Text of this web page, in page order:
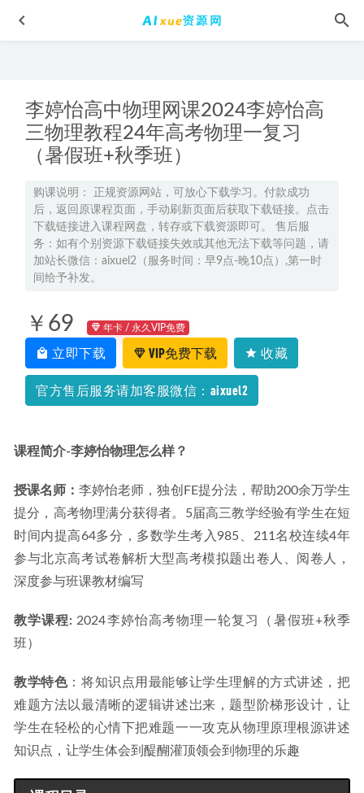
李婷怡高中物理网课2024李婷怡高
三物理教程24年高考物理一复习
（暑假班+秋季班）
购课说明： 正规资源网站，可放心下载学习。付款成功
后，返回原课程页面，手动刷新页面后获取下载链接。点击
下载链接进入课程网盘，转存或下载资源即可。 售后服
务：如有个别资源下载链接失效或其他无法下载等问题，请
加站长微信：aixuel2（服务时间：早9点-晚10点）,第一时
间给予补发。
￥69 年卡 / 永久VIP免费
立即下载 VIP免费下载 收藏
官方售后服务请加客服微信：aixuel2
课程简介-李婷怡物理怎么样？
授课名师：李婷怡老师，独创FE提分法，帮助200余万学生
提分，高考物理满分获得者。5届高三教学经验有学生在短
时间内提高64多分，多数学生考入985、211名校连续4年
参与北京高考试卷解析大型高考模拟题出卷人、阅卷人，
深度参与班课教材编写
教学课程: 2024李婷怡高考物理一轮复习（暑假班+秋季
班）
教学特色：将知识点用最能够让学生理解的方式讲述，把
难题方法以最清晰的逻辑讲述岀来，题型阶梯形设计，让
学生在轻松的心情下把难题一一攻克从物理原理根源讲述
知识点，让学生体会到醍醐灌顶领会到物理的乐趣
2024张亚柔高一语文暑假班课程（秋领航） 2023-07-08
2024张雨桐初二生物A+视频教程+讲义 2024-04-12
2024高考崔春雨高三物理教程二三轮复习春季班 2024-03-29
高中化学网课资源下载2023猿辅导王君高一化学暑假班
2022-
11-09
《货币战争2.金权天下》40集全MP3有声小说